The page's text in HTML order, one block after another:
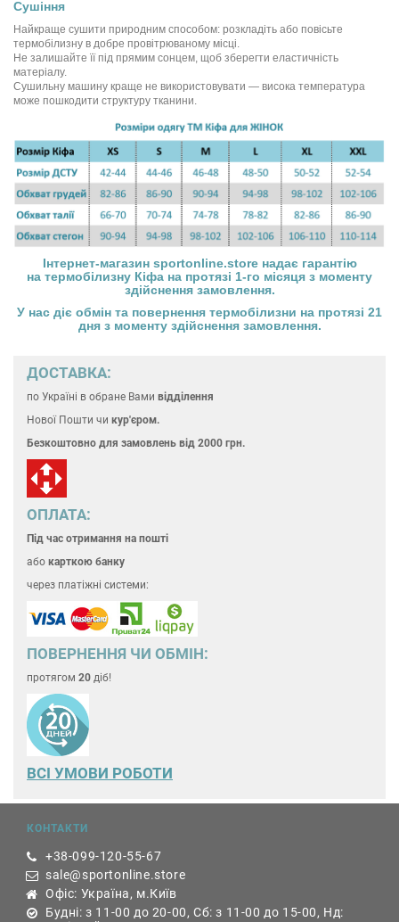
Сушіння
Найкраще сушити природним способом: розкладіть або повісьте
термобілизну в добре провітрюваному місці.
Не залишайте її під прямим сонцем, щоб зберегти еластичність
матеріалу.
Сушильну машину краще не використовувати — висока температура
може пошкодити структуру тканини.
Інтернет-магазин sportonline.storeнадає гарантію
на термобілизну Кіфа на протязі 1-го місяця з моменту
здійснення замовлення.
У нас діє обмін та повернення термобілизни на протязі 21
дня з моменту здійснення замовлення.
ДОСТАВКА:
по Україні в обране Вами відділення
Нової Пошти чи кур'єром.
Безкоштовно для замовлень від 2000 грн.
ОПЛАТА:
Під час отримання на пошті
або карткою банку
через платіжні системи:
ПОВЕРНЕННЯ ЧИ ОБМІН:
протягом 20 діб!
ВСІ УМОВИ РОБОТИ
КОНТАКТИ
+38-099-120-55-67
sale@sportonline.store
Офіс: Україна, м.Київ
Будні: з 11-00 до 20-00, Сб: з 11-00 до 15-00, Нд: